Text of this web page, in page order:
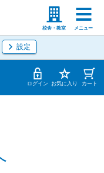
校舎・教室 メニュー
等学校の先生
設定
ログイン お気に入り カート